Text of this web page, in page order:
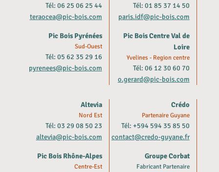
Tél: 06 25 06 25 44
teraocea@pic-bois.com
Pic Bois Pyrénées
Sud-Ouest
Tél: 05 62 35 29 16
pyrenees@pic-bois.com
Tél: 01 85 37 14 50
paris.idf@pic-bois.com
Pic Bois Centre Val de
Loire
Yvelines - Region centre
Tél: 06 12 30 60 70
o.gerard@pic-bois.com
Altevia
Nord Est
Tél: 03 29 08 50 23
altevia@pic-bois.com
Pic Bois Rhône-Alpes
Centre-Est
Crédo
Partenaire Guyane
Tél: +594 594 35 85 50
contact@credo-guyane.fr
Groupe Corbat
Fabricant Partenaire